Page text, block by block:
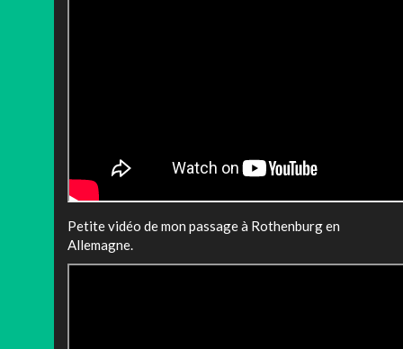
Petite vidéo de mon passage à Rothenburg en
Allemagne.